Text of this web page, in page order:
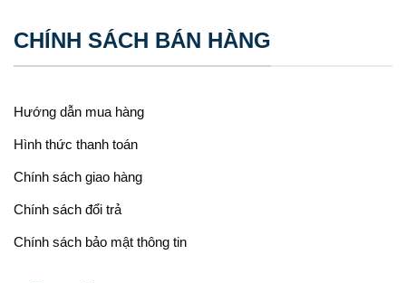
CHÍNH SÁCH BÁN HÀNG
Hướng dẫn mua hàng
Hình thức thanh toán
Chính sách giao hàng
Chính sách đổi trả
Chính sách bảo mật thông tin